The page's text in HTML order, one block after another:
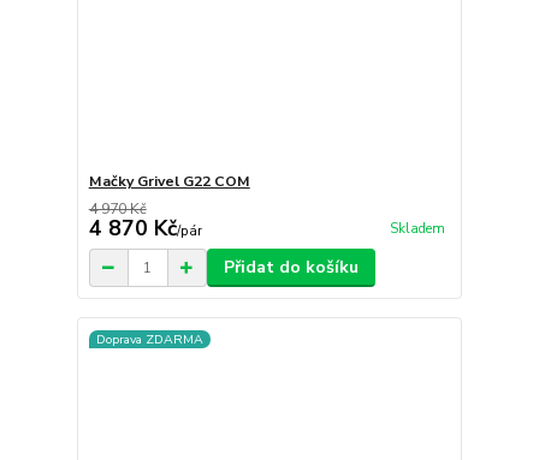
Mačky Grivel G22 COM
4 970 Kč
4 870 Kč/pár Skladem
Přidat do košíku
Doprava ZDARMA